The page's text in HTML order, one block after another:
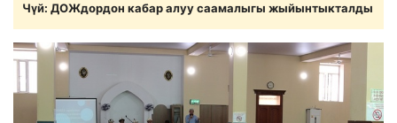
Чүй: ДОЖдордон кабар алуу саамалыгы жыйынтыкталды